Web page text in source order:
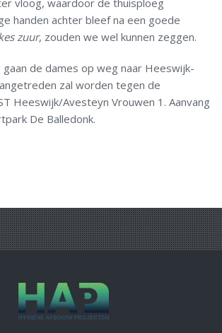
vloog, waardoor de thuisploeg
handen achter bleef na een goede
zuur, zouden we wel kunnen zeggen.
de dames op weg naar Heeswijk-
zal worden tegen de
Heeswijk/Avesteyn Vrouwen 1. Aanvang
De Balledonk.